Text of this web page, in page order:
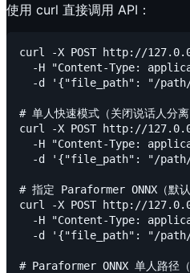
使用 curl 直接调用 API：
curl -X POST http://
-H "Content-Type:
-d '{"file_path": "/
# 单人快速模式（关闭说话人分
curl -X POST http://
-H "Content-Type:
-d '{"file_path": "/
# 指定 Paraformer ONNX（默
curl -X POST http://
-H "Content-Type:
-d '{"file_path": "/
# Paraformer ONNX 单人路径